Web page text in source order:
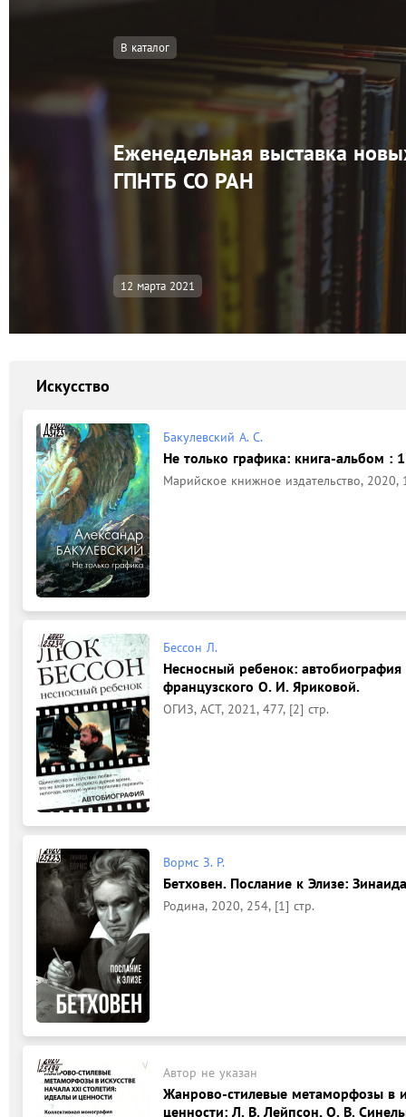
В каталог
Еженедельная выставка
ГПНТБ СО РАН
12 марта 2021
Искусство
Бакулевский А. С.
Не только графика: книга-альбом :
Марийское книжное издательство, 2020,
Бессон Л.
Несносный ребенок:
французского О. И. Яриковой.
ОГИЗ, АСТ, 2021, 477, [2] стр.
Вормс З. Р.
Бетховен. Послание к Элизе:
Родина, 2020, 254, [1] стр.
Автор не указан
Жанрово-стилевые метаморфозы в
ценности: Л. В. Лейпсон, О. В.